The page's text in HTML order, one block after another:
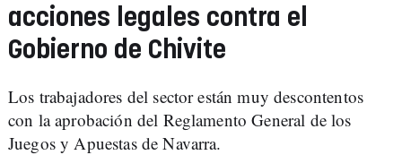
acciones legales contra el
Gobierno de Chivite
Los trabajadores del sector están muy descontentos
con la aprobación del Reglamento General de los
Juegos y Apuestas de Navarra.